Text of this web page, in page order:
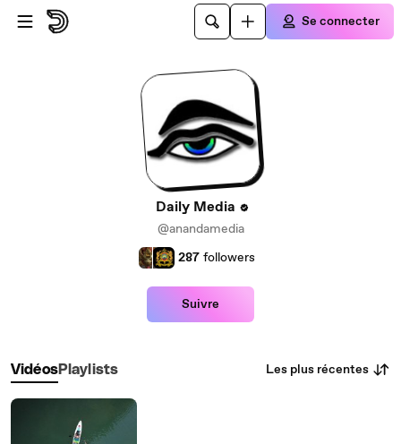
Passer au contenu principal
Se connecter
Daily Media
@anandamedia
287 followers
Suivre
VidéosPlaylists Les plus récentes